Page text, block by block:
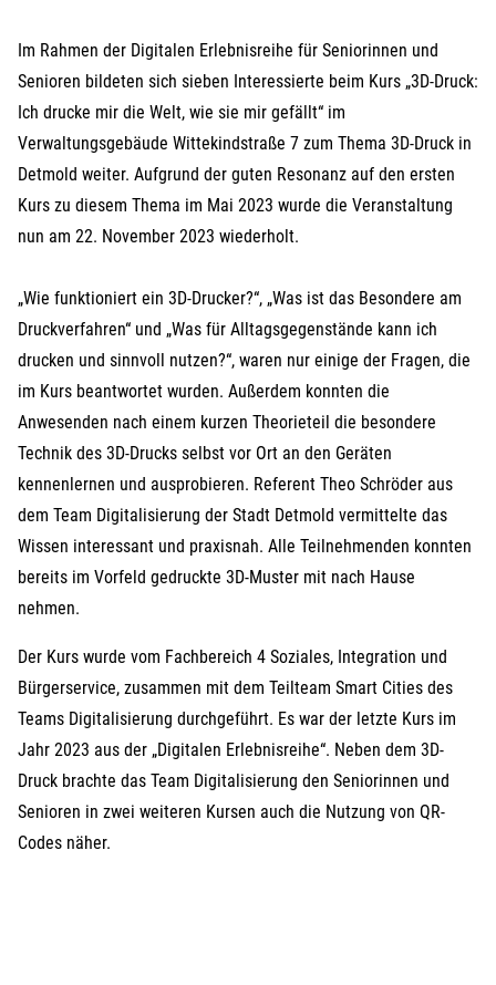
Im Rahmen der Digitalen Erlebnisreihe für Seniorinnen und
Senioren bildeten sich sieben Interessierte beim Kurs „3D-Druck:
Ich drucke mir die Welt, wie sie mir gefällt“ im
Verwaltungsgebäude Wittekindstraße 7 zum Thema 3D-Druck in
Detmold weiter. Aufgrund der guten Resonanz auf den ersten
Kurs zu diesem Thema im Mai 2023 wurde die Veranstaltung
nun am 22. November 2023 wiederholt.
„Wie funktioniert ein 3D-Drucker?“, „Was ist das Besondere am
Druckverfahren“ und „Was für Alltagsgegenstände kann ich
drucken und sinnvoll nutzen?“, waren nur einige der Fragen, die
im Kurs beantwortet wurden. Außerdem konnten die
Anwesenden nach einem kurzen Theorieteil die besondere
Technik des 3D-Drucks selbst vor Ort an den Geräten
kennenlernen und ausprobieren. Referent Theo Schröder aus
dem Team Digitalisierung der Stadt Detmold vermittelte das
Wissen interessant und praxisnah. Alle Teilnehmenden konnten
bereits im Vorfeld gedruckte 3D-Muster mit nach Hause
nehmen.
Der Kurs wurde vom Fachbereich 4 Soziales, Integration und
Bürgerservice, zusammen mit dem Teilteam Smart Cities des
Teams Digitalisierung durchgeführt. Es war der letzte Kurs im
Jahr 2023 aus der „Digitalen Erlebnisreihe“. Neben dem 3D-
Druck brachte das Team Digitalisierung den Seniorinnen und
Senioren in zwei weiteren Kursen auch die Nutzung von QR-
Codes näher.